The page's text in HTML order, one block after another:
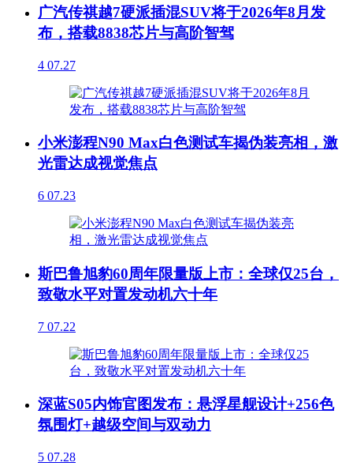
广汽传祺越7硬派插混SUV将于2026年8月发
布，搭载8838芯片与高阶智驾
4 07.27
小米澎程N90 Max白色测试车揭伪装亮相，激
光雷达成视觉焦点
6 07.23
斯巴鲁旭豹60周年限量版上市：全球仅25台，
致敬水平对置发动机六十年
7 07.22
深蓝S05内饰官图发布：悬浮星舰设计+256色
氛围灯+越级空间与双动力
5 07.28